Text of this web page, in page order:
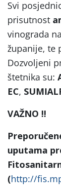
Svi
prisutnost
vinograda
županije, te
Dozvoljeni
štetnika su:
EC,
VAŽNO !!
uputama
(http://